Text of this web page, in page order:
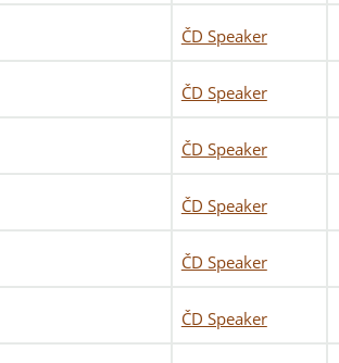
ČD Speaker
ČD Speaker
ČD Speaker
ČD Speaker
ČD Speaker
ČD Speaker